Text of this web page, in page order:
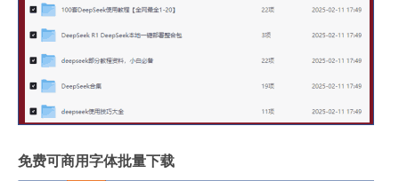
免费可商用字体批量下载